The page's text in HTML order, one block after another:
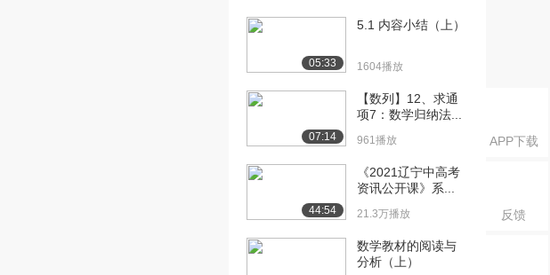
APP下载
反馈
开课：闭区间套定...
[18] 北京航空航天大学公
开课：闭区间套定...
[19] 北京航空航天大学公
开课：列紧性定理
[20] 北京航空航天大学公
开课：柯西定理
5238播放
05:33
5.1 内容小结（上）
1604播放
07:14
【数列】12、求通
项7：数学归纳法...
961播放
44:54
《2021辽宁中高考
资讯公开课》系...
21.3万播放
数学教材的阅读与
分析（上）